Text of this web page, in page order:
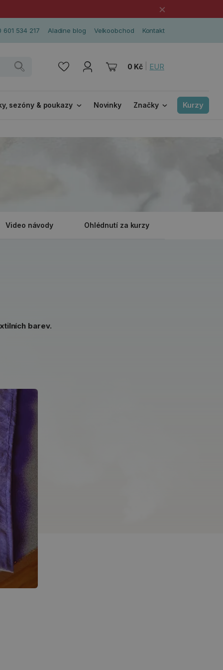
×
601 534 217 Aladine blog Velkoobchod Kontakt
0 Kč EUR
sezóny & poukazy Novinky Značky Kurzy
Video návody Ohlédnutí za kurzy
barev.